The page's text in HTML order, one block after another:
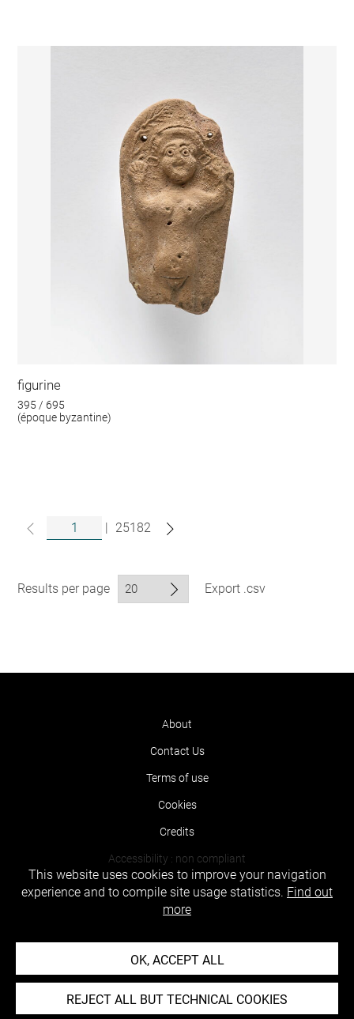
figurine
395 / 695
(époque byzantine)
| 25182
Results per page Export .csv
About
Contact Us
Terms of use
Cookies
Credits
Accessibility : non compliant
This website uses cookies to improve your navigation
experience and to compile site usage statistics. Find out
more
OK, ACCEPT ALL
REJECT ALL BUT TECHNICAL COOKIES